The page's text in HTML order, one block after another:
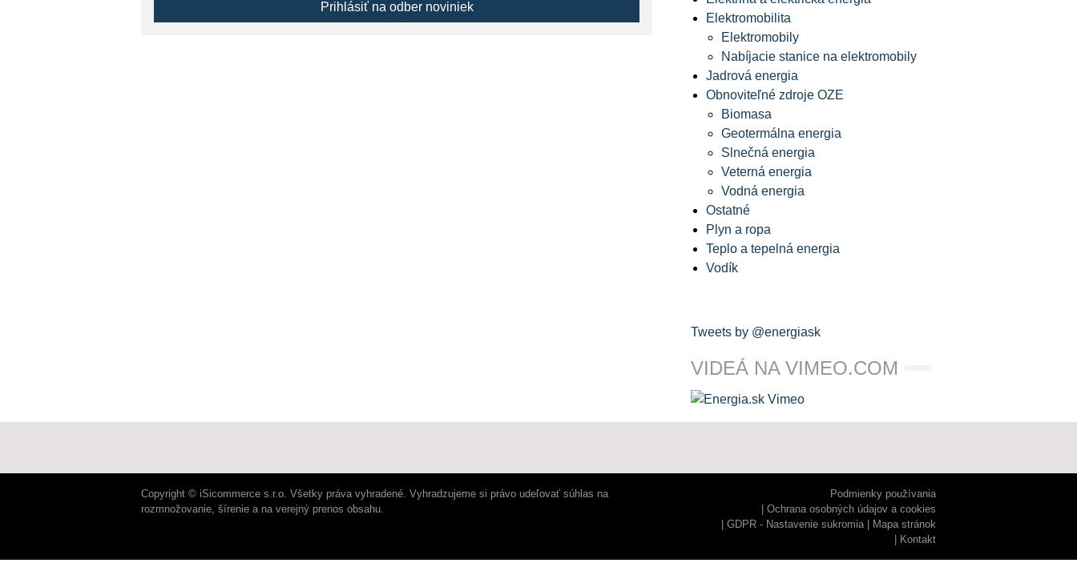
Prihlásiť na odber noviniek
Elektromobilita
Elektromobily
Nabíjacie stanice na elektromobily
Jadrová energia
Obnoviteľné zdroje OZE
Biomasa
Geotermálna energia
Slnečná energia
Veterná energia
Vodná energia
Ostatné
Plyn a ropa
Teplo a tepelná energia
Vodík
Tweets by @energiask
VIDEÁ NA VIMEO.COM
Copyright © iSicommerce s.r.o. Všetky práva vyhradené. Vyhradzujeme si právo udeľovať súhlas na
rozmnožovanie, šírenie a na verejný prenos obsahu.
Podmienky používania
Ochrana osobných údajov a cookies
GDPR - Nastavenie sukromia
Mapa stránok
Kontakt